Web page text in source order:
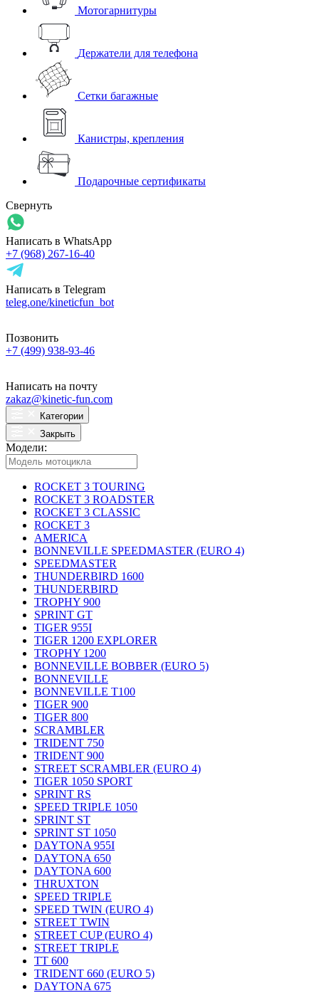
Мотогарнитуры
Держатели для телефона
Сетки багажные
Канистры, крепления
Подарочные сертификаты
Свернуть
Написать в WhatsApp
+7 (968) 267-16-40
Написать в Telegram
teleg.one/kineticfun_bot
Позвонить
+7 (499) 938-93-46
Написать на почту
zakaz@kinetic-fun.com
Категории
Закрыть
Модели:
ROCKET 3 TOURING
ROCKET 3 ROADSTER
ROCKET 3 CLASSIC
ROCKET 3
AMERICA
BONNEVILLE SPEEDMASTER (EURO 4)
SPEEDMASTER
THUNDERBIRD 1600
THUNDERBIRD
TROPHY 900
SPRINT GT
TIGER 955I
TIGER 1200 EXPLORER
TROPHY 1200
BONNEVILLE BOBBER (EURO 5)
BONNEVILLE
BONNEVILLE T100
TIGER 900
TIGER 800
SCRAMBLER
TRIDENT 750
TRIDENT 900
STREET SCRAMBLER (EURO 4)
TIGER 1050 SPORT
SPRINT RS
SPEED TRIPLE 1050
SPRINT ST
SPRINT ST 1050
DAYTONA 955I
DAYTONA 650
DAYTONA 600
THRUXTON
SPEED TRIPLE
SPEED TWIN (EURO 4)
STREET TWIN
STREET CUP (EURO 4)
STREET TRIPLE
TT 600
TRIDENT 660 (EURO 5)
DAYTONA 675